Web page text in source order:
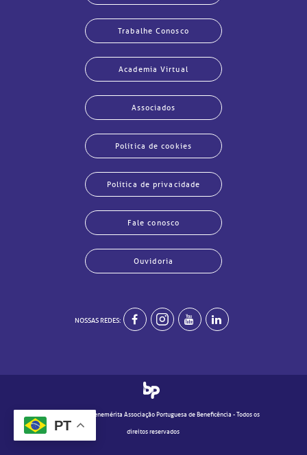
Trabalhe Conosco
Academia Virtual
Associados
Política de cookies
Política de privacidade
Fale conosco
Ouvidoria
NOSSAS REDES:
© 2020 - Real e Benemérita Associação Portuguesa de Beneficência - Todos os
direitos reservados
PT